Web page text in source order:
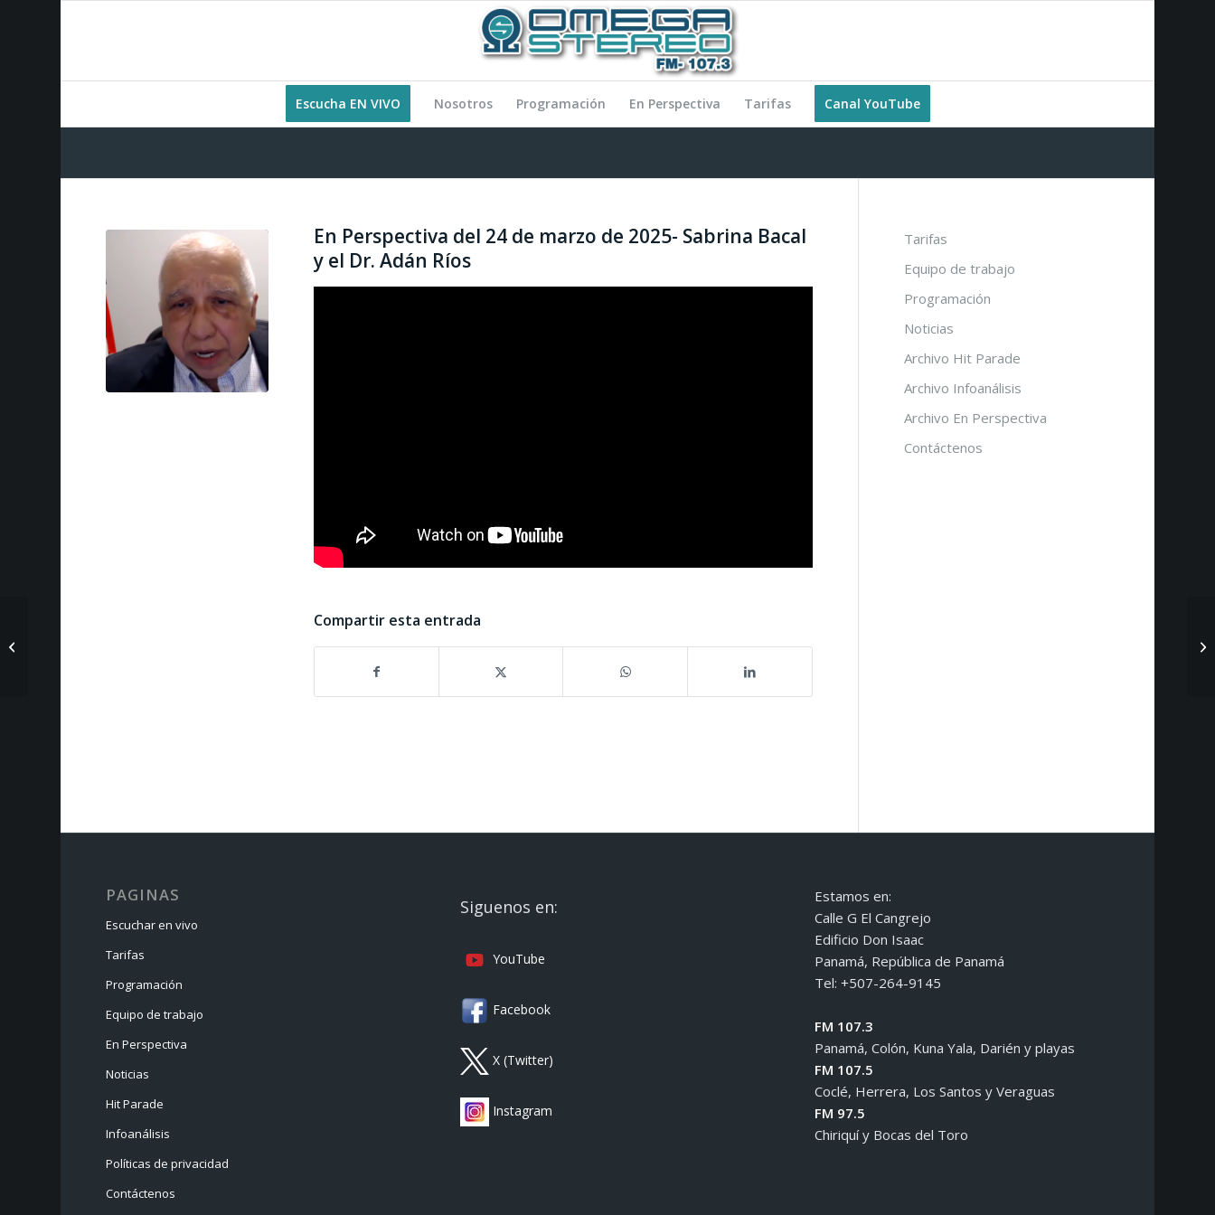
Escucha EN VIVO Nosotros Programación En Perspectiva Tarifas Canal YouTube
En Perspectiva del 24 de marzo de 2025- Sabrina Bacal
y el Dr. Adán Ríos
Compartir esta entrada
Tarifas
Equipo de trabajo
Programación
Noticias
Archivo Hit Parade
Archivo Infoanálisis
Archivo En Perspectiva
Contáctenos
PAGINAS
Escuchar en vivo
Tarifas
Programación
Equipo de trabajo
En Perspectiva
Noticias
Hit Parade
Infoanálisis
Políticas de privacidad
Contáctenos
Siguenos en:
YouTube
Facebook
X (Twitter)
Instagram
Estamos en:
Calle G El Cangrejo
Edificio Don Isaac
Panamá, República de Panamá
Tel: +507-264-9145
FM 107.3
Panamá, Colón, Kuna Yala, Darién y playas
FM 107.5
Coclé, Herrera, Los Santos y Veraguas
FM 97.5
Chiriquí y Bocas del Toro